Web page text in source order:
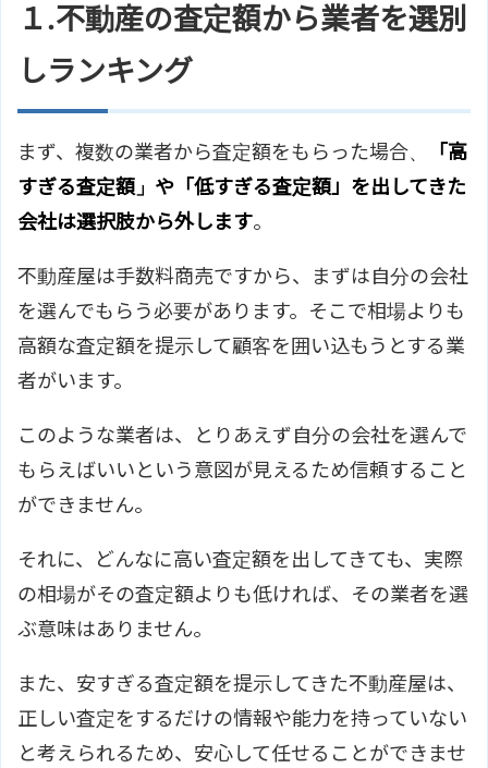
１.不動産の査定額から業者を選別
しランキング
まず、複数の業者から査定額をもらった場合、
「高
すぎる査定額」や「低すぎる査定額」を出してきた
会社は選択肢から外します。
不動産屋は手数料商売ですから、まずは自分の会社
を選んでもらう必要があります。そこで相場よりも
高額な査定額を提示して顧客を囲い込もうとする業
者がいます。
このような業者は、とりあえず自分の会社を選んで
もらえばいいという意図が見えるため信頼すること
ができません。
それに、どんなに高い査定額を出してきても、実際
の相場がその査定額よりも低ければ、その業者を選
ぶ意味はありません。
また、安すぎる査定額を提示してきた不動産屋は、
正しい査定をするだけの情報や能力を持っていない
と考えられるため、安心して任せることができませ